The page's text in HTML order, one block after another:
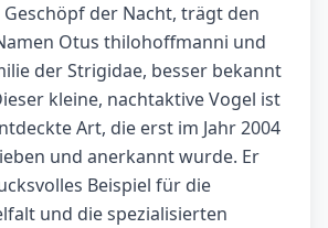
der Nacht, trägt den
Otus thilohoffmanni und
der Strigidae, besser bekannt
kleine, nachtaktive Vogel ist
Art, die erst im Jahr 2004
und anerkannt wurde. Er
Beispiel für die
und die spezialisierten